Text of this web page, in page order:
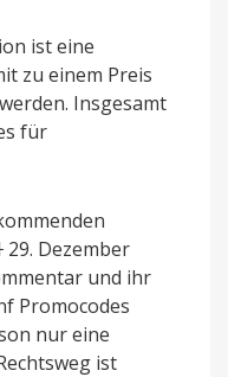
ist eine
zu einem Preis
Insgesamt
für
29. Dezember
und ihr
Promocodes
nur eine
ist